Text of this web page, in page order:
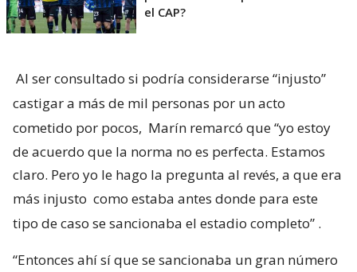
el CAP?
Al ser consultado si podría considerarse “injusto”
castigar a más de mil personas por un acto
cometido por pocos, Marín remarcó que “yo estoy
de acuerdo que la norma no es perfecta. Estamos
claro. Pero yo le hago la pregunta al revés, a que era
más injusto como estaba antes donde para este
tipo de caso se sancionaba el estadio completo” .
“Entonces ahí sí que se sancionaba un gran número